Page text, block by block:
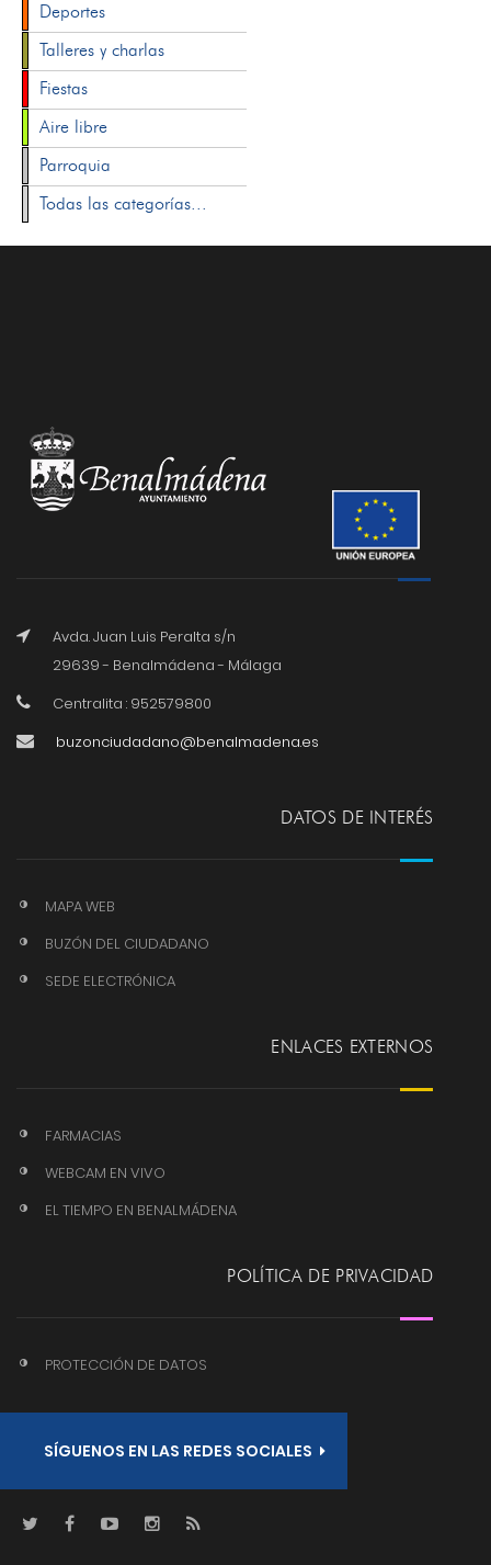
Deportes
Talleres y charlas
Fiestas
Aire libre
Parroquia
Todas las categorías...
Avda. Juan Luis Peralta s/n
29639 - Benalmádena - Málaga
Centralita : 952579800
buzonciudadano@benalmadena.es
DATOS DE INTERÉS
MAPA WEB
BUZÓN DEL CIUDADANO
SEDE ELECTRÓNICA
ENLACES EXTERNOS
FARMACIAS
WEBCAM EN VIVO
EL TIEMPO EN BENALMÁDENA
POLÍTICA DE PRIVACIDAD
PROTECCIÓN DE DATOS
SÍGUENOS EN LAS REDES SOCIALES